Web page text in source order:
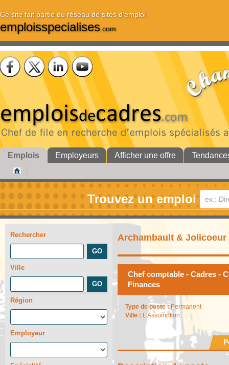
Ce site fait partie du réseau de sites d'emploi
emploisspecialises.com
Emplois Employeurs Afficher une offre
Trouvez un emploi
Rechercher
Ville
Région
Employeur
Archambault & Jolicoeur
Chef comptable - Cadres -
Finances
Type de poste :Permanent
Ville : L'Assomption